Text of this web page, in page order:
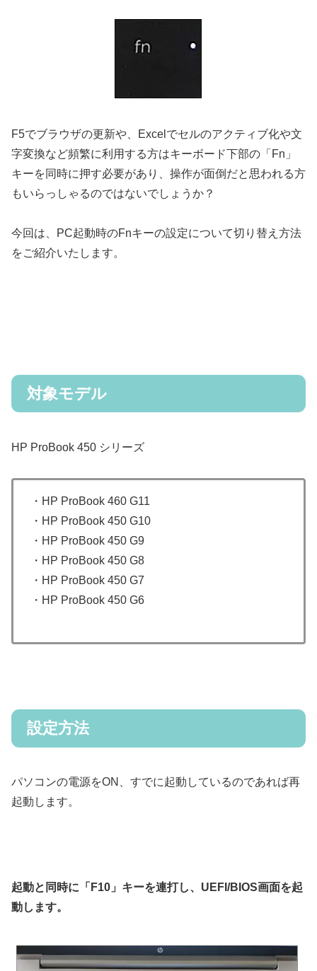
F5でブラウザの更新や、Excelでセルのアクティブ化や文
字変換など頻繁に利用する方はキーボード下部の「Fn」
キーを同時に押す必要があり、操作が面倒だと思われる方
もいらっしゃるのではないでしょうか？
今回は、PC起動時のFnキーの設定について切り替え方法
をご紹介いたします。
対象モデル
HP ProBook 450 シリーズ
・HP ProBook 460 G11
・HP ProBook 450 G10
・HP ProBook 450 G9
・HP ProBook 450 G8
・HP ProBook 450 G7
・HP ProBook 450 G6
設定方法
パソコンの電源をON、すでに起動しているのであれば再
起動します。
起動と同時に「F10」キーを連打し、UEFI/BIOS画面を起
動します。